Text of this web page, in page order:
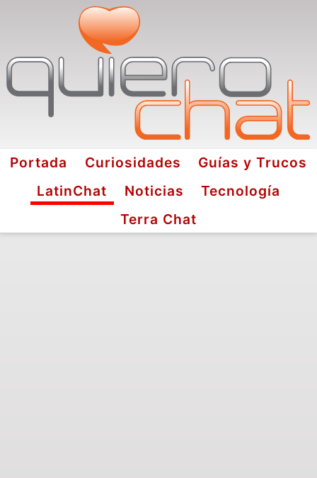
Portada Curiosidades
Guías y Trucos
LatinChat
Noticias
Tecnología
Terra Chat